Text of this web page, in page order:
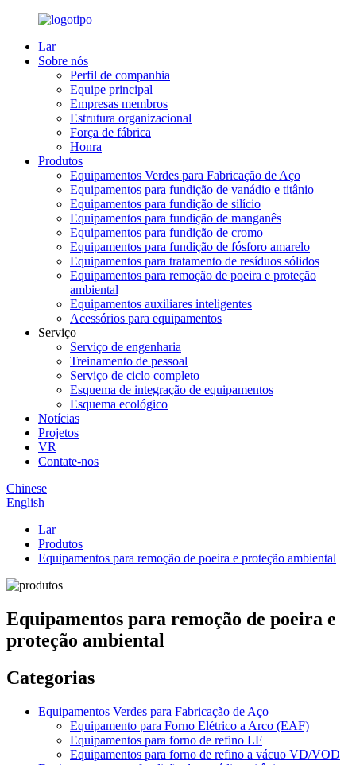
Lar
Sobre nós
Perfil de companhia
Equipe principal
Empresas membros
Estrutura organizacional
Força de fábrica
Honra
Produtos
Equipamentos Verdes para Fabricação de Aço
Equipamentos para fundição de vanádio e titânio
Equipamentos para fundição de silício
Equipamentos para fundição de manganês
Equipamentos para fundição de cromo
Equipamentos para fundição de fósforo amarelo
Equipamentos para tratamento de resíduos sólidos
Equipamentos para remoção de poeira e proteção
ambiental
Equipamentos auxiliares inteligentes
Acessórios para equipamentos
Serviço
Serviço de engenharia
Treinamento de pessoal
Serviço de ciclo completo
Esquema de integração de equipamentos
Esquema ecológico
Notícias
Projetos
VR
Contate-nos
Chinese
English
Lar
Produtos
Equipamentos para remoção de poeira e proteção ambiental
Equipamentos para remoção de poeira e
proteção ambiental
Categorias
Equipamentos Verdes para Fabricação de Aço
Equipamento para Forno Elétrico a Arco (EAF)
Equipamentos para forno de refino LF
Equipamentos para forno de refino a vácuo VD/VOD